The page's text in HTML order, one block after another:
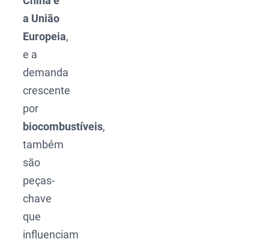
a União
Europeia,
e a
demanda
crescente
por
biocombustíveis,
também
são
peças-
chave
que
influenciam